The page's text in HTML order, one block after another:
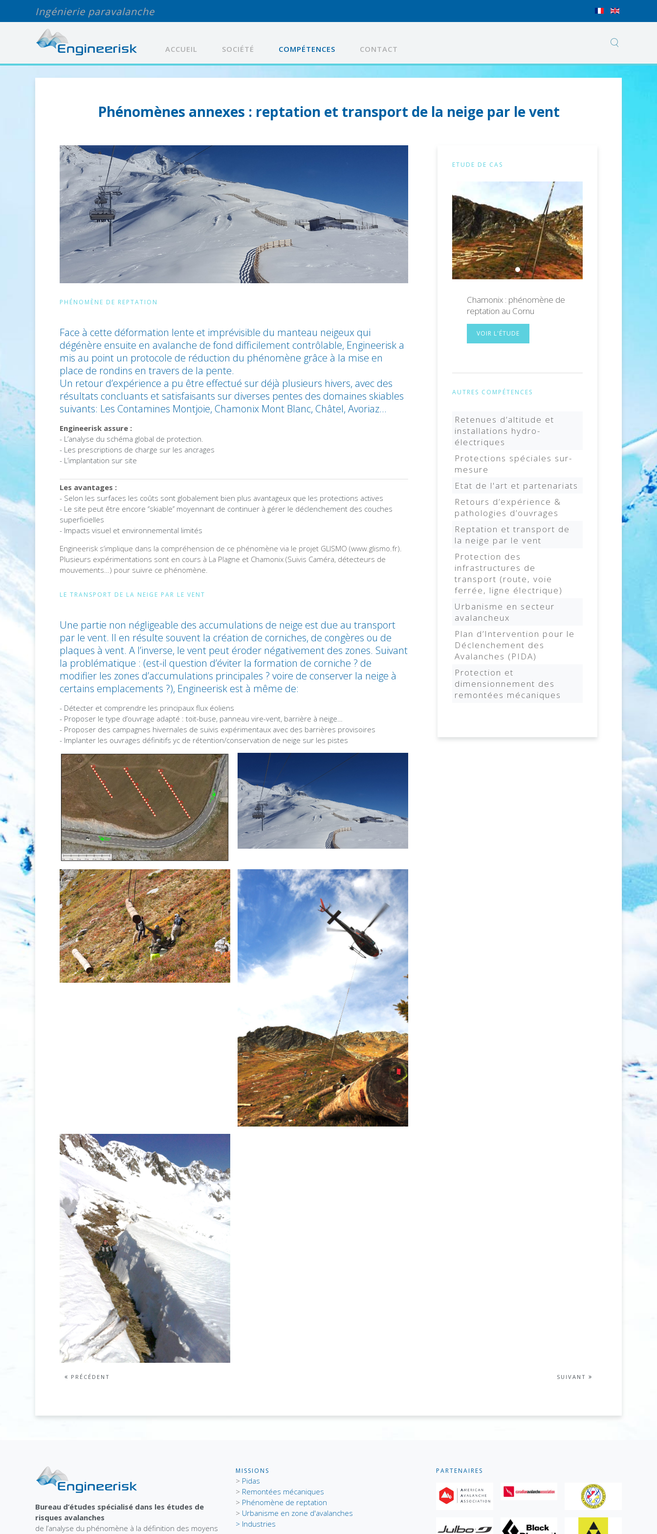
Ingénierie paravalanche
ACCUEIL SOCIÉTÉ COMPÉTENCES CONTACT
Phénomènes annexes : reptation et transport de la neige par le vent
PHÉNOMÈNE DE REPTATION
Face à cette déformation lente et imprévisible du manteau neigeux qui
dégénère ensuite en avalanche de fond difficilement contrôlable, Engineerisk a
mis au point un protocole de réduction du phénomène grâce à la mise en
place de rondins en travers de la pente.
Un retour d’expérience a pu être effectué sur déjà plusieurs hivers, avec des
résultats concluants et satisfaisants sur diverses pentes des domaines skiables
suivants: Les Contamines Montjoie, Chamonix Mont Blanc, Châtel, Avoriaz…
Engineerisk assure :
- L’analyse du schéma global de protection.
- Les prescriptions de charge sur les ancrages
- L’implantation sur site
Les avantages :
- Selon les surfaces les coûts sont globalement bien plus avantageux que les protections actives
- Le site peut être encore ‘’skiable’’ moyennant de continuer à gérer le déclenchement des couches
superficielles
- Impacts visuel et environnemental limités
Engineerisk s’implique dans la compréhension de ce phénomène via le projet GLISMO (www.glismo.fr).
Plusieurs expérimentations sont en cours à La Plagne et Chamonix (Suivis Caméra, détecteurs de
mouvements…) pour suivre ce phénomène.
LE TRANSPORT DE LA NEIGE PAR LE VENT
Une partie non négligeable des accumulations de neige est due au transport
par le vent. Il en résulte souvent la création de corniches, de congères ou de
plaques à vent. A l’inverse, le vent peut éroder négativement des zones. Suivant
la problématique : (est-il question d’éviter la formation de corniche ? de
modifier les zones d’accumulations principales ? voire de conserver la neige à
certains emplacements ?), Engineerisk est à même de:
- Détecter et comprendre les principaux flux éoliens
- Proposer le type d’ouvrage adapté : toit-buse, panneau vire-vent, barrière à neige…
- Proposer des campagnes hivernales de suivis expérimentaux avec des barrières provisoires
- Implanter les ouvrages définitifs yc de rétention/conservation de neige sur les pistes
ETUDE DE CAS
Chamonix : phénomène de reptation au
Chamonix : phénomène de
reptation au Cornu
VOIR L'ÉTUDE
AUTRES COMPÉTENCES
Retenues d’altitude et
installations hydro-
électriques
Protections spéciales sur-
mesure
Etat de l'art et partenariats
Retours d’expérience &
pathologies d’ouvrages
Reptation et transport de
la neige par le vent
Protection des
infrastructures de
transport (route, voie
ferrée, ligne électrique)
Urbanisme en secteur
avalancheux
Plan d’Intervention pour le
Déclenchement des
Avalanches (PIDA)
Protection et
dimensionnement des
remontées mécaniques
PRÉCÉDENT SUIVANT
Bureau d’études spécialisé dans les études de
risques avalanches
de l’analyse du phénomène à la définition des moyens
MISSIONS
> Pidas
> Remontées mécaniques
> Phénomène de reptation
> Urbanisme en zone d'avalanches
> Industries
PARTENAIRES